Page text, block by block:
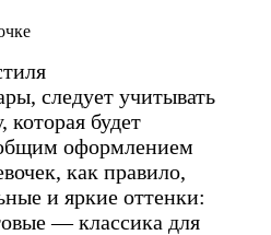
следует учитывать
которая будет
оформлением
как правило,
и яркие оттенки:
— классика для